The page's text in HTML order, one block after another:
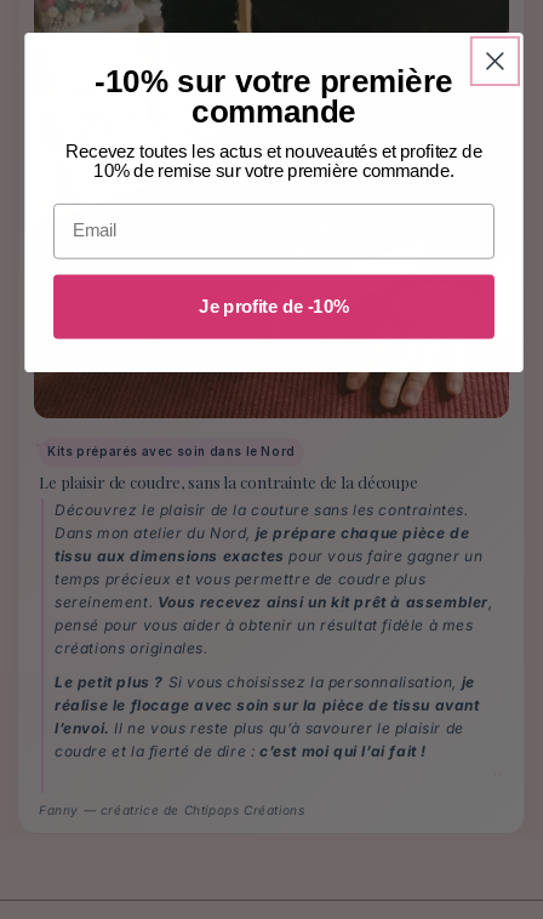
Kits préparés avec soin dans le Nord
Le plaisir de coudre, sans la contrainte de la découpe
Découvrez le plaisir de la couture sans les contraintes.
Dans mon atelier du Nord, je prépare chaque pièce de
tissu aux dimensions exactes pour vous faire gagner un
temps précieux et vous permettre de coudre plus
sereinement. Vous recevez ainsi un kit prêt à assembler,
pensé pour vous aider à obtenir un résultat fidèle à mes
créations originales.
Le petit plus ? Si vous choisissez la personnalisation, je
réalise le flocage avec soin sur la pièce de tissu avant
l’envoi. Il ne vous reste plus qu’à savourer le plaisir de
coudre et la fierté de dire :c’est moi qui l’ai fait !
Fanny — créatrice de Chtipops Créations
-10% sur votre première
commande
Recevez toutes les actus et nouveautés et profitez de
10% de remise sur votre première commande.
Email
Je profite de -10%